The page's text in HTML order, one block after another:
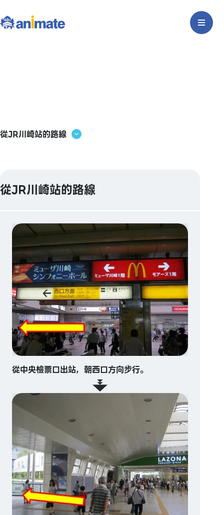
從JR川崎站的路線
從JR川崎站的路線
從中央檢票口出站，朝西口方向步行。